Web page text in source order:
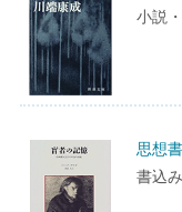
小説
思想
書込